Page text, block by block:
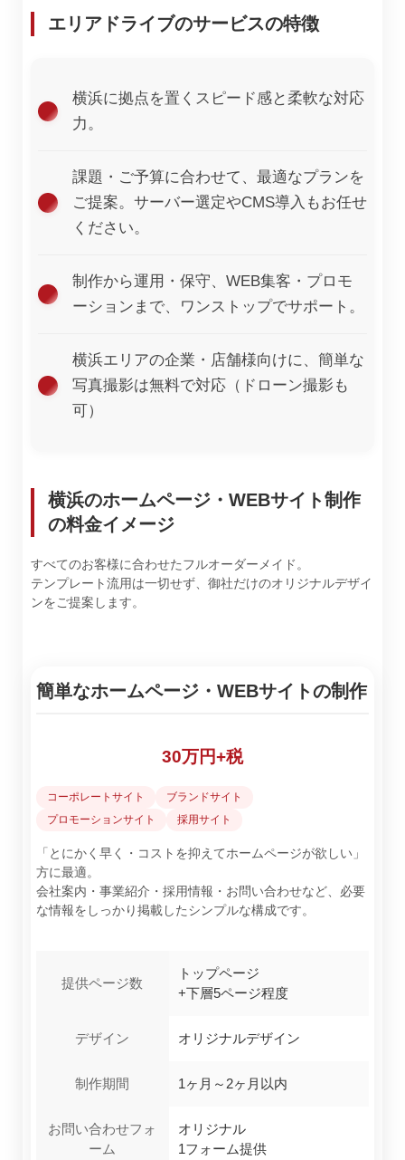
エリアドライブのサービスの特徴
横浜に拠点を置くスピード感と柔軟な対応
力。
課題・ご予算に合わせて、最適なプランを
ご提案。サーバー選定やCMS導入もお任せ
ください。
制作から運用・保守、WEB集客・プロモ
ーションまで、ワンストップでサポート。
横浜エリアの企業・店舗様向けに、簡単な
写真撮影は無料で対応（ドローン撮影も
可）
横浜のホームページ・WEBサイト制作
の料金イメージ
すべてのお客様に合わせたフルオーダーメイド。
テンプレート流用は一切せず、御社だけのオリジナルデザイ
ンをご提案します。
簡単なホームページ・WEBサイトの制作
30万円+税
コーポレートサイト
ブランドサイト
プロモーションサイト
採用サイト
「とにかく早く・コストを抑えてホームページが欲しい」
方に最適。
会社案内・事業紹介・採用情報・お問い合わせなど、必要
な情報をしっかり掲載したシンプルな構成です。
提供ページ数
トップページ
+下層5ページ程度
デザイン オリジナルデザイン
制作期間 1ヶ月～2ヶ月以内
お問い合わせフォ
ーム
オリジナル
1フォーム提供